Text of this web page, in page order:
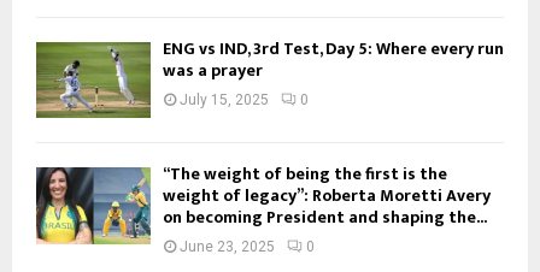
ENG vs IND, 3rd Test, Day 5: Where every run
was a prayer
July 15, 2025 0
“The weight of being the first is the
weight of legacy”: Roberta Moretti Avery
on becoming President and shaping the...
June 23, 2025 0